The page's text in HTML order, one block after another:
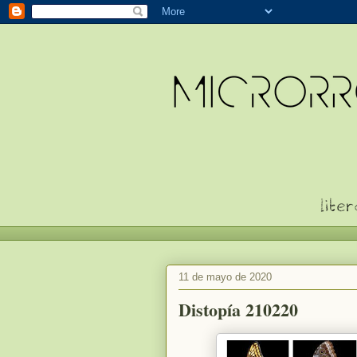
11 de mayo de 2020
Distopía 210220